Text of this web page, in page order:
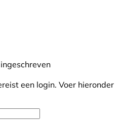
ingeschreven
een login. Voer hieronder